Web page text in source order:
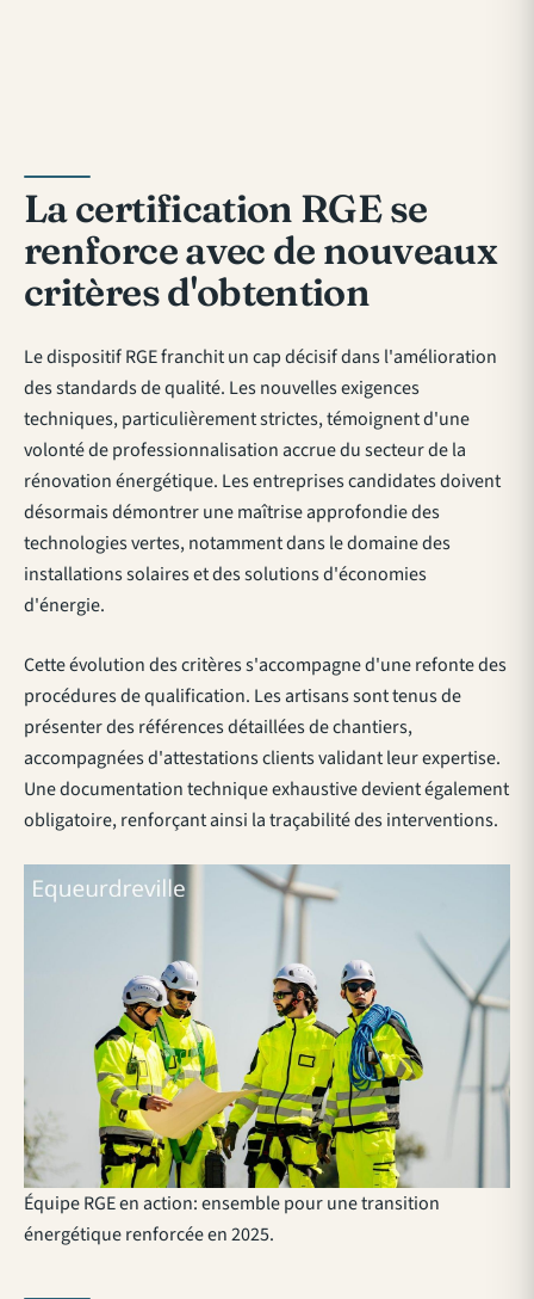
La certification RGE se
renforce avec de nouveaux
critères d'obtention
Le dispositif RGE franchit un cap décisif dans l'amélioration
des standards de qualité. Les nouvelles exigences
techniques, particulièrement strictes, témoignent d'une
volonté de professionnalisation accrue du secteur de la
rénovation énergétique. Les entreprises candidates doivent
désormais démontrer une maîtrise approfondie des
technologies vertes, notamment dans le domaine des
installations solaires et des solutions d'économies
d'énergie.
Cette évolution des critères s'accompagne d'une refonte des
procédures de qualification. Les artisans sont tenus de
présenter des références détaillées de chantiers,
accompagnées d'attestations clients validant leur expertise.
Une documentation technique exhaustive devient également
obligatoire, renforçant ainsi la traçabilité des interventions.
Équipe RGE en action: ensemble pour une transition
énergétique renforcée en 2025.